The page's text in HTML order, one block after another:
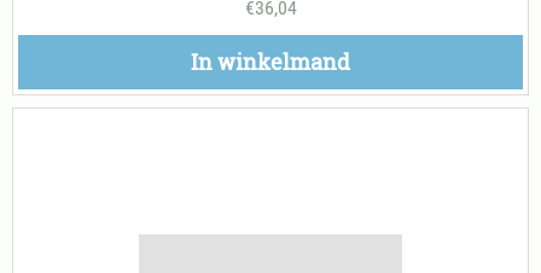
€36,04
In winkelmand